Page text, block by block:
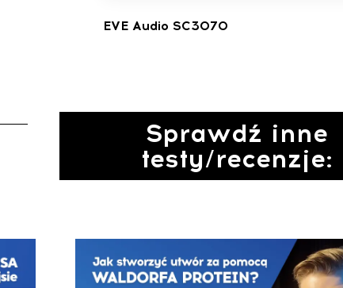
EVE Audio SC3070
Sprawdź inne
testy/recenzje: